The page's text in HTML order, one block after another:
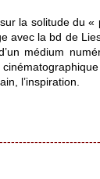
la solitude du «
avec la bd de
médium
l’inspiration.